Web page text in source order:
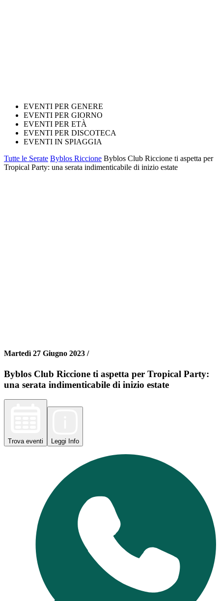
EVENTI PER GENERE
EVENTI PER GIORNO
EVENTI PER ETÀ
EVENTI PER DISCOTECA
EVENTI IN SPIAGGIA
Tutte le Serate Byblos Riccione Byblos Club Riccione ti aspetta per
Tropical Party: una serata indimenticabile di inizio estate
Martedì 27 Giugno 2023 /
Byblos Club Riccione ti aspetta per Tropical Party:
una serata indimenticabile di inizio estate
Trova eventi Leggi Info